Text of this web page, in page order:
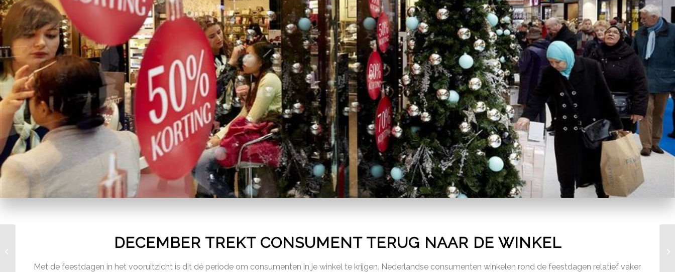
DECEMBER TREKT CONSUMENT TERUG NAAR DE WINKEL
Met de feestdagen in het vooruitzicht is dit dé periode om consumenten in je winkel te krijgen. Nederlandse consumenten winkelen rond de feestdagen relatief vaker